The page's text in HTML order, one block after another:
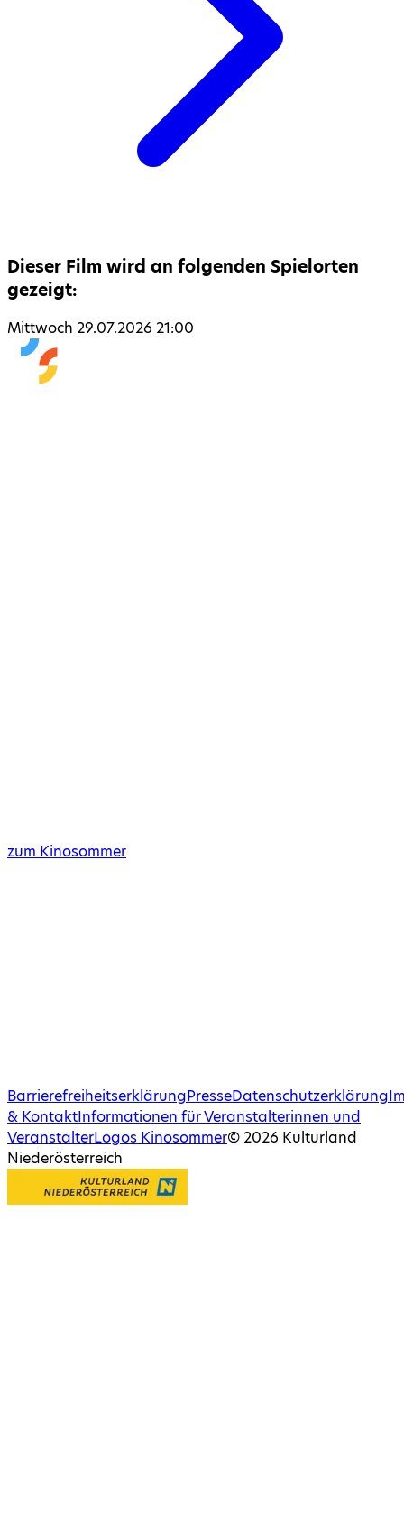
Dieser Film wird an folgenden Spielorten
gezeigt:
Mittwoch 29.07.2026 21:00
zum Kinosommer
BarrierefreiheitserklärungPresseDatenschutzerklärung
& KontaktInformationen für Veranstalterinnen und
VeranstalterLogos Kinosommer© 2026 Kulturland
Niederösterreich